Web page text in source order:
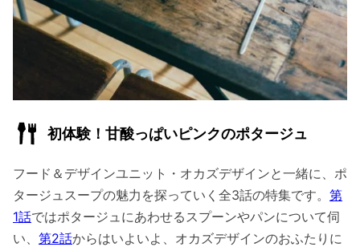
初体験！甘酸っぱいピンクのポタージュ
フード＆デザインユニット・オカズデザインと一緒に、ポ
タージュスープの魅力を探っていく全3話の特集です。 第
1話ではポタージュにあわせるスプーンやパンについて伺
い、 第2話からはいよいよ、オカズデザインのおふたりに